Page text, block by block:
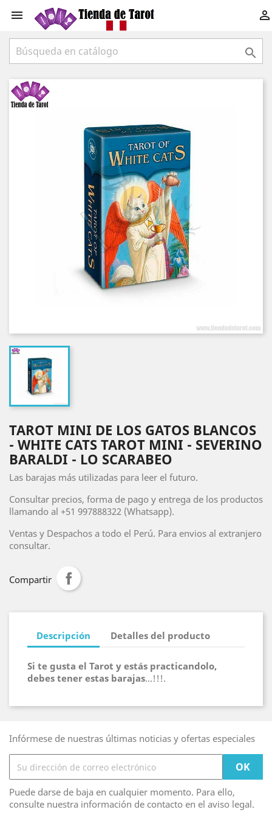
 

TAROT MINI DE LOS GATOS BLANCOS
- WHITE CATS TAROT MINI - SEVERINO
BARALDI - LO SCARABEO
Las barajas más utilizadas para leer el futuro.
Consultar precios, forma de pago y entrega de los productos
llamando al +51 997888322 (Whatsapp).
Ventas y Despachos a todo el Perú. Para envios al extranjero
consultar.
Compartir
Descripción Detalles del producto
Si te gusta el Tarot y estás practicandolo,
debes tener estas barajas...!!!.
Infórmese de nuestras últimas noticias y ofertas especiales
Puede darse de baja en cualquier momento. Para ello,
consulte nuestra información de contacto en el aviso legal.